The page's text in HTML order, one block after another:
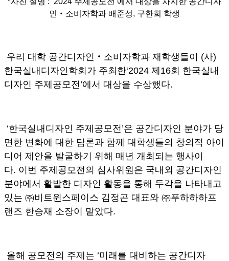
인‧소비자학과 배준성, 구한희 학생
우리 대학 공간디자인‧소비자학과 재학생들이 (사)
한국실내디자인학회가 주최한‘2024 제16회 한국실내
디자인 주제공모전’에서 대상을 수상했다.
‘한국실내디자인 주제공모전’은 공간디자인 분야가 당
면한 변화에 대한 담론과 함께 대학생들의 창의적 아이
디어 제안을 발굴하기 위해 매년 개최되는 행사이
다. 이번 주제공모전의 심사위원은 국내외 공간디자인
분야에서 활발한 디자인 활동을 통해 두각을 나타내고
있는 ㈜비트윈스페이스 김정곤 대표와 ㈜푸하하하프
랜즈 한승재 소장이 맡았다.
올해 공모전의 주제는 ‘미래를 대비하는 공간디자